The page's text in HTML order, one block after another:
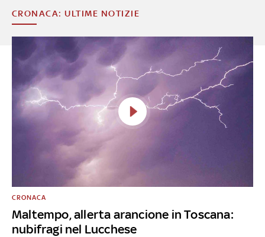
CRONACA: ULTIME NOTIZIE
Maltempo, allerta arancione in Toscana:
nubifragi nel Lucchese
CRONACA